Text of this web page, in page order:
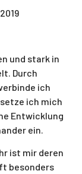
und stark in
Durch
ich
ich mich
Entwicklung
ein.
ist mir deren
besonders